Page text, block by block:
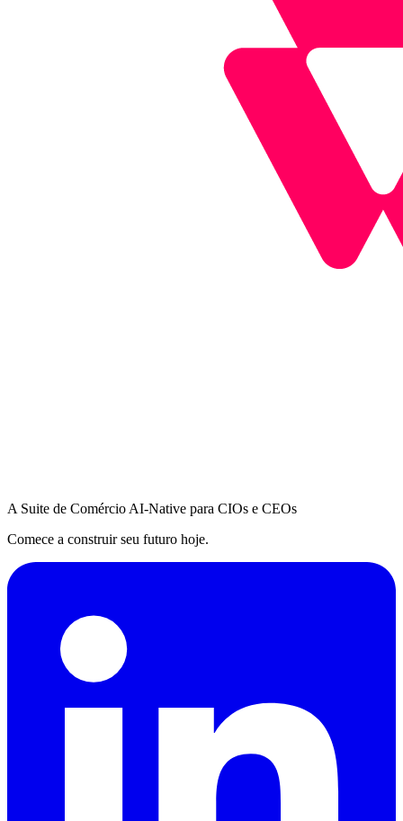
A Suite de Comércio AI-Native para CIOs e CEOs
Comece a construir seu futuro hoje.